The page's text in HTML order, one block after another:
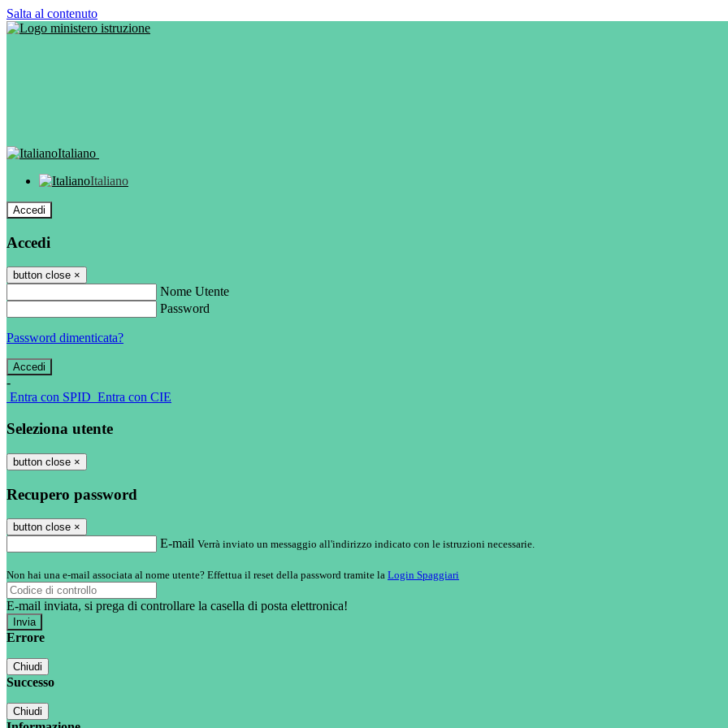
Salta al contenuto
Italiano
Italiano
Accedi
Accedi
button close ×
Nome Utente
Password
Password dimenticata?
-
Entra con SPID Entra con CIE
Seleziona utente
button close ×
Recupero password
button close ×
E-mail Verrà inviato un messaggio all'indirizzo indicato con le istruzioni necessarie.
Non hai una e-mail associata al nome utente? Effettua il reset della password tramite la Login Spaggiari
E-mail inviata, si prega di controllare la casella di posta elettronica!
Errore
Chiudi
Successo
Chiudi